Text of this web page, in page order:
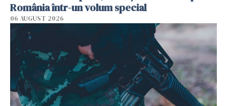
România într-un volum special
06 AUGUST 2026